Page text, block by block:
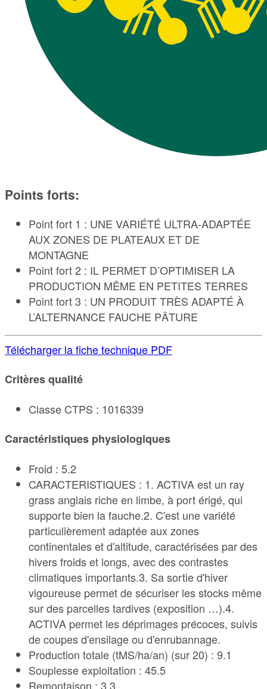
Points forts:
Point fort 1 : UNE VARIÉTÉ ULTRA-ADAPTÉE
AUX ZONES DE PLATEAUX ET DE
MONTAGNE
Point fort 2 : IL PERMET D’OPTIMISER LA
PRODUCTION MÊME EN PETITES TERRES
Point fort 3 : UN PRODUIT TRÈS ADAPTÉ À
L’ALTERNANCE FAUCHE PÂTURE
Télécharger la fiche technique PDF
Critères qualité
Classe CTPS : 1016339
Caractéristiques physiologiques
Froid : 5.2
CARACTERISTIQUES : 1. ACTIVA est un ray
grass anglais riche en limbe, à port érigé, qui
supporte bien la fauche.2. C'est une variété
particulièrement adaptée aux zones
continentales et d'altitude, caractérisées par des
hivers froids et longs, avec des contrastes
climatiques importants.3. Sa sortie d'hiver
vigoureuse permet de sécuriser les stocks même
sur des parcelles tardives (exposition …).4.
ACTIVA permet les déprimages précoces, suivis
de coupes d'ensilage ou d'enrubannage.
Production totale (tMS/ha/an) (sur 20) : 9.1
Souplesse exploitation : 45.5
Remontaison : 3.3